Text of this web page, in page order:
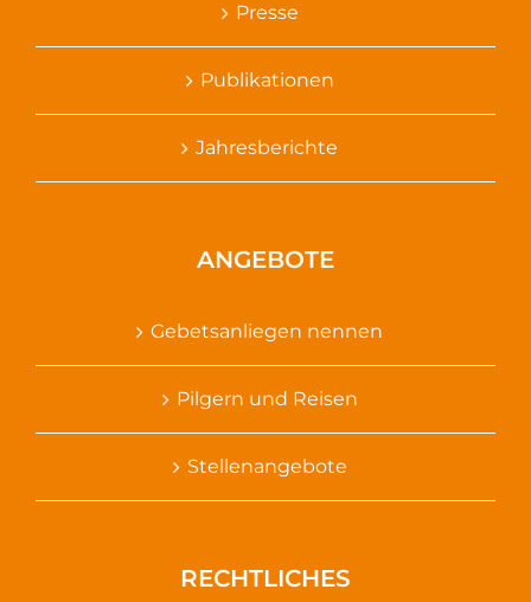
Presse
Publikationen
Jahresberichte
ANGEBOTE
Gebetsanliegen nennen
Pilgern und Reisen
Stellenangebote
RECHTLICHES